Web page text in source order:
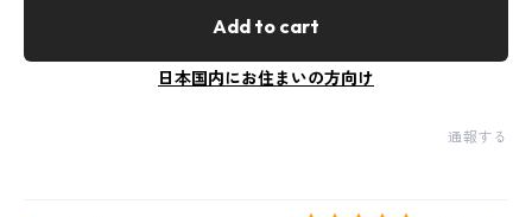
Add to cart
日本国内にお住まいの方向け
通報する